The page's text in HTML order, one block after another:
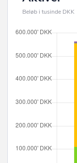
Beløb i tusinde DKK